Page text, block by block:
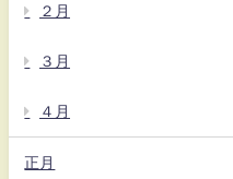
２月
３月
４月
正月